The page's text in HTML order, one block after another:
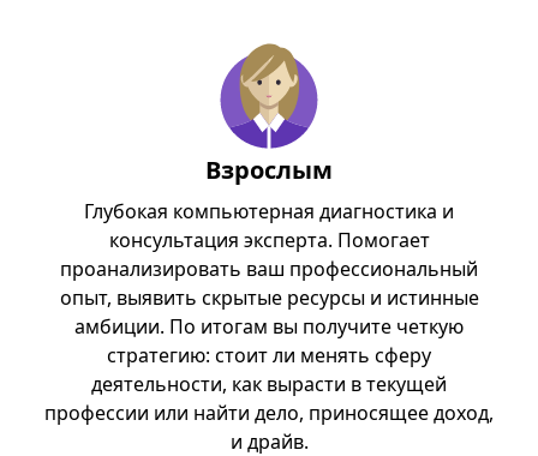
Взрослым
Глубокая компьютерная диагностика и
консультация эксперта. Помогает
проанализировать ваш профессиональный
опыт, выявить скрытые ресурсы и истинные
амбиции. По итогам вы получите четкую
стратегию: стоит ли менять сферу
деятельности, как вырасти в текущей
профессии или найти дело, приносящее доход,
и драйв.